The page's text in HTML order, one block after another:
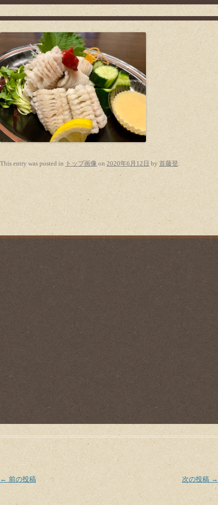
This entry was posted in トップ画像 on2020年6月12日 by 首藤登.
Post navigation
← 前の投稿 次の投稿 →